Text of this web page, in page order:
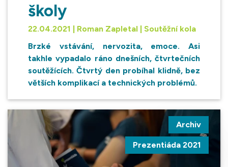
školy
22.04.2021 | Roman Zapletal | Soutěžní kola
Brzké vstávání, nervozita, emoce. Asi
takhle vypadalo ráno dnešních, čtvrtečních
soutěžících. Čtvrtý den probíhal klidně, bez
větších komplikací a technických problémů.
Archiv
Prezentiáda 2021